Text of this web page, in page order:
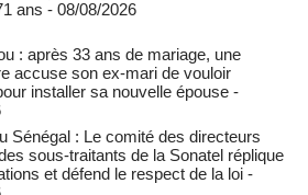
ans - 08/08/2026
: après 33 ans de mariage, une
accuse son ex-mari de vouloir
installer sa nouvelle épouse -
Sénégal : Le comité des directeurs
sous-traitants de la Sonatel réplique
et défend le respect de la loi -